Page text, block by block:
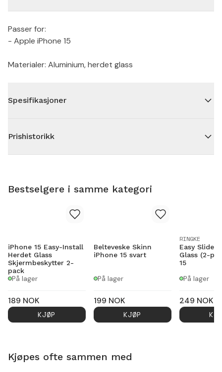
Passer for:
- Apple iPhone 15
Materialer: Aluminium, herdet glass
Spesifikasjoner
Prishistorikk
Bestselgere i samme kategori
iPhone 15 Easy-Install
Herdet Glass
Skjermbeskytter 2-
pack
På lager
189 NOK
KJØP
Belteveske Skinn
iPhone 15 svart
På lager
199 NOK
KJØP
RINGKE
Easy Slide
Glass (2-
15
På lager
249 NOK
Kjøpes ofte sammen med